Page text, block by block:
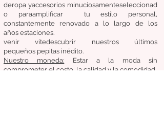
deropa yaccesorios minuciosamenteseleccionad
o paraamplificartu estilo personal,
constantemente renovado a lo largo de los
años estaciones.
venir vitedescubrir nuestros últimos
pequeños pepitas inédito.
Nuestro moneda:
Estar a la moda sin
comprometer el costo, la calidad y la comodidad.